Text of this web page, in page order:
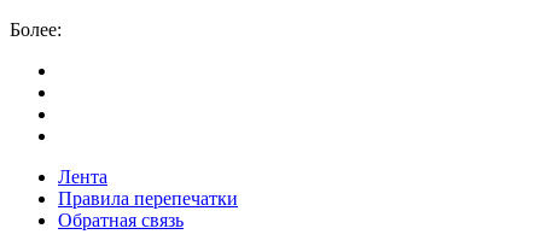
Более:
Лента
Правила перепечатки
Обратная связь